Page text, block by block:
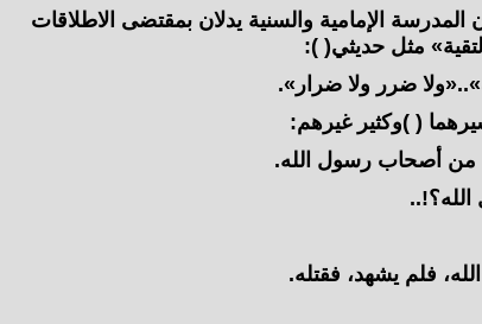
المدرسة الإمامية والسنية يدلان بمقتضى الاطلاقات
مثل حديثي( ):
ضرر ولا ضرار».
( )وكثير غيرهم:
من أصحاب رسول الله.
فلم يشهد، فقتله.